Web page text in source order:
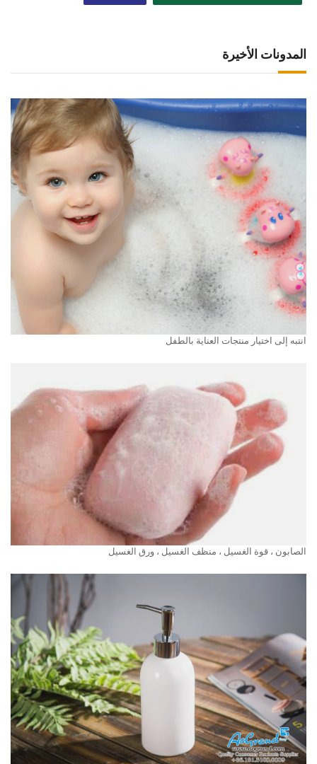
المدونات الأخيرة
انتبه إلى اختيار منتجات العناية بالطفل
الصابون ، قوة الغسيل ، منظف الغسيل ، ورق الغسيل